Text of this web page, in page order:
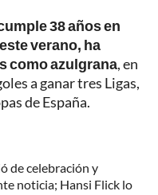
38 años en
verano, ha
como azulgrana, en
a ganar tres Ligas,
de España.
de celebración y
noticia; Hansi Flick lo